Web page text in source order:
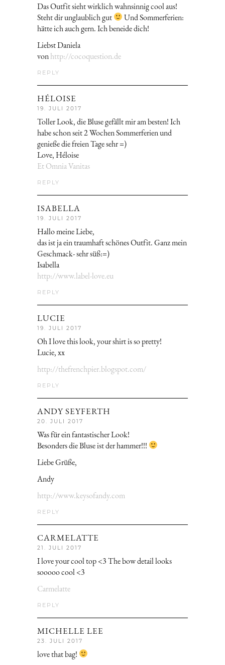
Das Outfit sieht wirklich wahnsinnig cool aus!
Steht dir unglaublich gut
Und Sommerferien:
hätte ich auch gern. Ich beneide dich!
Liebst Daniela
vonhttp://cocoquestion.de
REPLY
HÉLOISE
19. JULI 2017
Toller Look, die Bluse gefällt mir am besten! Ich
habe schon seit 2 Wochen Sommerferien und
genieße die freien Tage sehr =)
Love, Héloise
Et Omnia Vanitas
REPLY
ISABELLA
19. JULI 2017
Hallo meine Liebe,
das ist ja ein traumhaft schönes Outfit. Ganz mein
Geschmack- sehr süß:=)
Isabella
http://www.label-love.eu
REPLY
LUCIE
19. JULI 2017
Oh I love this look, your shirt is so pretty!
Lucie, xx
http://thefrenchpier.blogspot.com/
REPLY
ANDY SEYFERTH
20. JULI 2017
Was für ein fantastischer Look!
Besonders die Bluse ist der hammer!!!
Liebe Grüße,
Andy
http://www.keysofandy.com
REPLY
CARMELATTE
21. JULI 2017
I love your cool top <3 The bow detail looks
sooooo cool <3
Carmelatte
REPLY
MICHELLE LEE
23. JULI 2017
love that bag!